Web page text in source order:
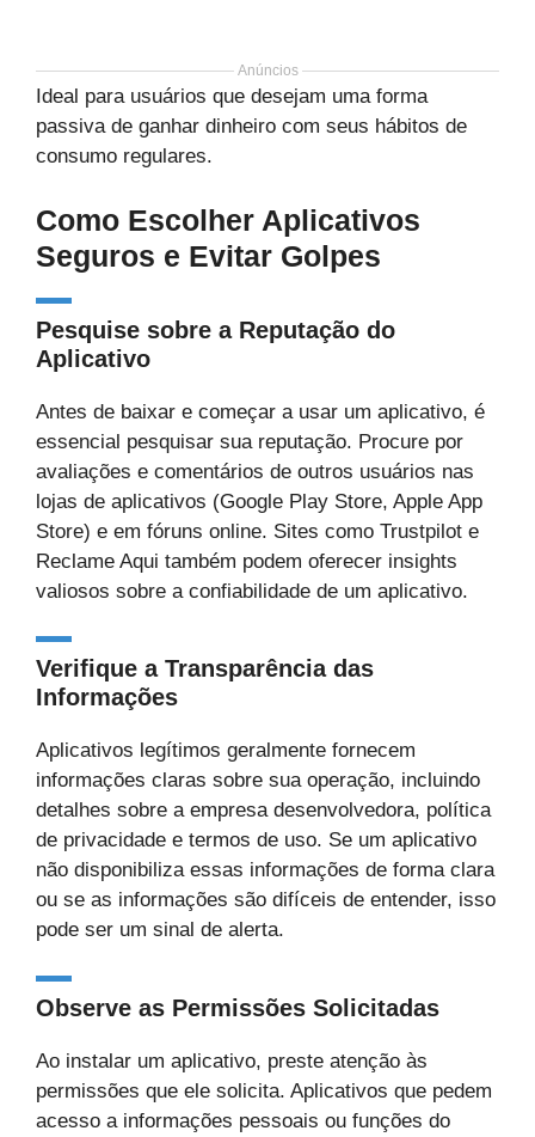
Anúncios
Ideal para usuários que desejam uma forma
passiva de ganhar dinheiro com seus hábitos de
consumo regulares.
Como Escolher Aplicativos
Seguros e Evitar Golpes
Pesquise sobre a Reputação do
Aplicativo
Antes de baixar e começar a usar um aplicativo, é
essencial pesquisar sua reputação. Procure por
avaliações e comentários de outros usuários nas
lojas de aplicativos (Google Play Store, Apple App
Store) e em fóruns online. Sites como Trustpilot e
Reclame Aqui também podem oferecer insights
valiosos sobre a confiabilidade de um aplicativo.
Verifique a Transparência das
Informações
Aplicativos legítimos geralmente fornecem
informações claras sobre sua operação, incluindo
detalhes sobre a empresa desenvolvedora, política
de privacidade e termos de uso. Se um aplicativo
não disponibiliza essas informações de forma clara
ou se as informações são difíceis de entender, isso
pode ser um sinal de alerta.
Observe as Permissões Solicitadas
Ao instalar um aplicativo, preste atenção às
permissões que ele solicita. Aplicativos que pedem
acesso a informações pessoais ou funções do